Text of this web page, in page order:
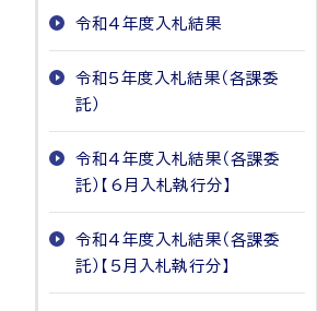
令和4年度入札結果
令和5年度入札結果（各課委
託）
令和4年度入札結果（各課委
託）【6月入札執行分】
令和4年度入札結果（各課委
託）【5月入札執行分】